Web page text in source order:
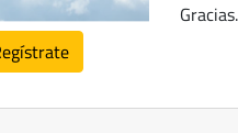
Gracias.